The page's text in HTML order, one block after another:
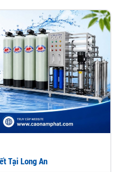
Tại Long An